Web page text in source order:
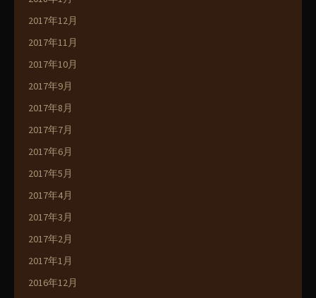
2017年12月
2017年11月
2017年10月
2017年9月
2017年8月
2017年7月
2017年6月
2017年5月
2017年4月
2017年3月
2017年2月
2017年1月
2016年12月